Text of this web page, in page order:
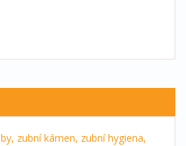
zubní kámen, zubní hygiena,